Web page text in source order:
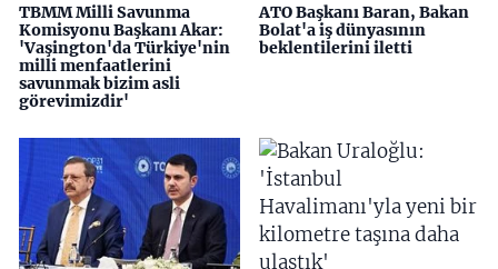
TBMM Milli Savunma
Komisyonu Başkanı Akar:
'Vaşington'da Türkiye'nin
milli menfaatlerini
savunmak bizim asli
görevimizdir'
ATO Başkanı Baran, Bakan
Bolat'a iş dünyasının
beklentilerini iletti